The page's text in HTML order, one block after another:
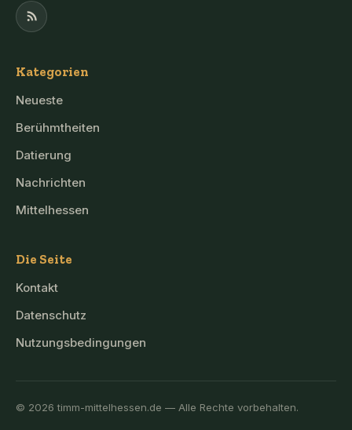
Kategorien
Neueste
Berühmtheiten
Datierung
Nachrichten
Mittelhessen
Die Seite
Kontakt
Datenschutz
Nutzungsbedingungen
© 2026 timm-mittelhessen.de — Alle Rechte vorbehalten.